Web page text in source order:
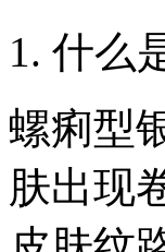
1. 什么
螺痢型
肤出现